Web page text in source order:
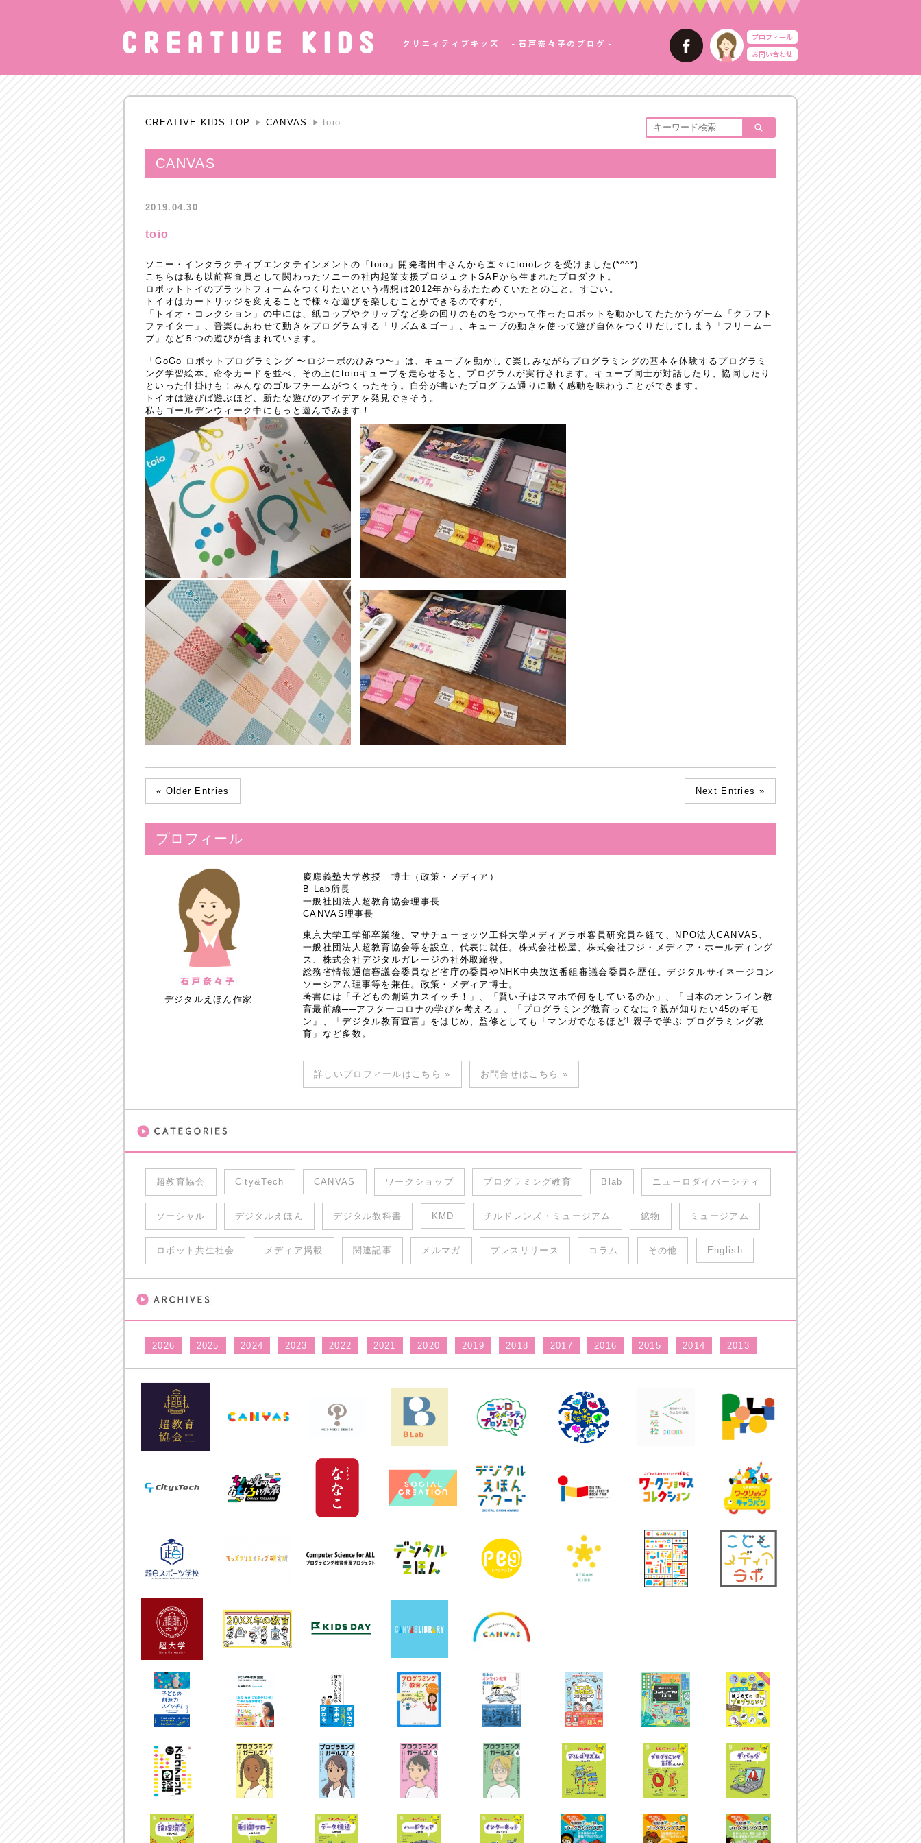
CREATIVE KIDS TOP CANVAS toio
CANVAS
2019.04.30
toio
ソニー・インタラクティブエンタテインメントの「toio」開発者田中さんから直々にtoioレクを受けました(*^^*)
こちらは私も以前審査員として関わったソニーの社内起業支援プロジェクトSAPから生まれたプロダクト。
ロボットトイのプラットフォームをつくりたいという構想は2012年からあたためていたとのこと。すごい。
トイオはカートリッジを変えることで様々な遊びを楽しむことができるのですが、
「トイオ・コレクション」の中には、紙コップやクリップなど身の回りのものをつかって作ったロボットを動かしてたたかうゲーム「クラフト
ファイター」、音楽にあわせて動きをプログラムする「リズム＆ゴー」、キューブの動きを使って遊び自体をつくりだしてしまう「フリームー
ブ」など５つの遊びが含まれています。
「GoGo ロボットプログラミング 〜ロジーボのひみつ〜」は、キューブを動かして楽しみながらプログラミングの基本を体験するプログラミ
ング学習絵本。命令カードを並べ、その上にtoioキューブを走らせると、プログラムが実行されます。キューブ同士が対話したり、協同したり
といった仕掛けも！みんなのゴルフチームがつくったそう。自分が書いたプログラム通りに動く感動を味わうことができます。
トイオは遊びば遊ぶほど、新たな遊びのアイデアを発見できそう。
私もゴールデンウィーク中にもっと遊んでみます！
« Older Entries Next Entries »
プロフィール
デジタルえほん作家
慶應義塾大学教授 博士（政策・メディア）
B Lab所長
一般社団法人超教育協会理事長
CANVAS理事長
東京大学工学部卒業後、マサチューセッツ工科大学メディアラボ客員研究員を経て、NPO法人CANVAS、
一般社団法人超教育協会等を設立、代表に就任。株式会社松屋、株式会社フジ・メディア・ホールディング
ス、株式会社デジタルガレージの社外取締役。
総務省情報通信審議会委員など省庁の委員やNHK中央放送番組審議会委員を歴任。デジタルサイネージコン
ソーシアム理事等を兼任。政策・メディア博士。
著書には「子どもの創造力スイッチ！」、「賢い子はスマホで何をしているのか」、「日本のオンライン教
育最前線──アフターコロナの学びを考える」、「プログラミング教育ってなに？親が知りたい45のギモ
ン」、「デジタル教育宣言」をはじめ、監修としても「マンガでなるほど! 親子で学ぶ プログラミング教
育」など多数。
詳しいプロフィールはこちら » お問合せはこちら »
超教育協会 City&Tech CANVAS ワークショップ プログラミング教育 Blab ニューロダイバーシティ
ソーシャル デジタルえほん デジタル教科書 KMD チルドレンズ・ミュージアム 鉱物 ミュージアム
ロボット共生社会 メディア掲載 関連記事 メルマガ プレスリリース コラム その他 English
2026 2025 2024 2023 2022 2021 2020 2019 2018 2017 2016 2015 2014 2013